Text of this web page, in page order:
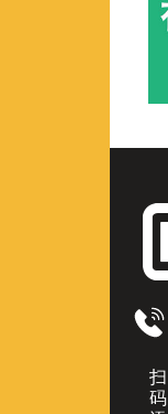
扫
码